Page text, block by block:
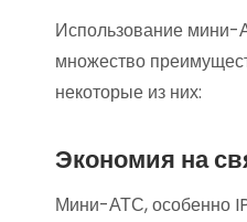
Использование мини-
множество
некоторые из них:
Экономия на
Мини-АТС, особенно